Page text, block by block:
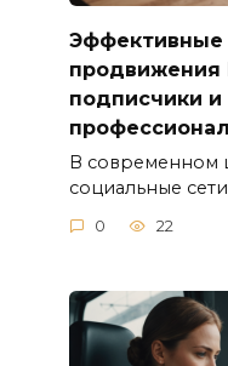
Эффективные
продвижения
подписчики
В современном
социальные
0 22